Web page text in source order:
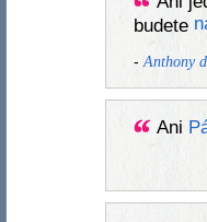
budete
- Anthony
Ani